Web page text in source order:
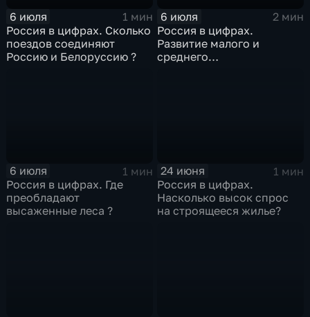
6 июля
1 мин
Россия в цифрах. Сколько
поездов соединяют
Россию и Белоруссию ?
6 июля
2 мин
Россия в цифрах.
Развитие малого и
среднего
6 июля
1 мин
Россия в цифрах. Где
преобладают
высаженные леса ?
24 июня
1 мин
Россия в цифрах.
Насколько высок спрос
на строящееся жилье?